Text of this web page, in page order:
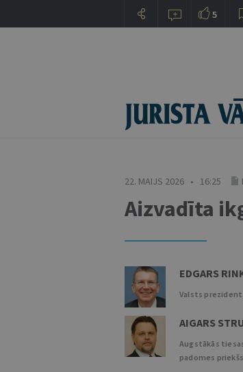
22. MAIJS 2026 • 16:25
Aizvadīta
EDGARS
Valsts
AIGARS
Augstākās
padomes
5